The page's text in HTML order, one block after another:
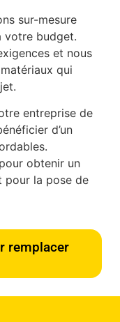
sur-mesure
votre budget.
et nous
qui
entreprise de
d’un
obtenir un
pour la pose de
remplacer